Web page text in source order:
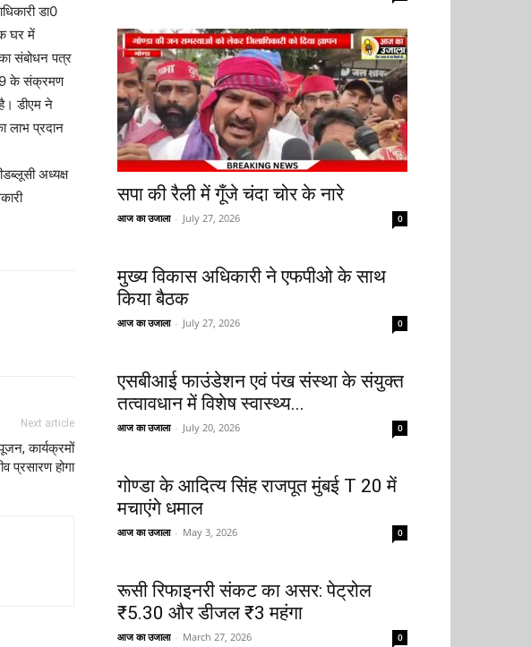
डा0
घर में
संबोधन पत्र
19 के संक्रमण
डीएम ने
लाभ प्रदान
अध्यक्ष
Next article
कार्यक्रमों
प्रसारण होगा
सपा की रैली में गूँजे चंदा चोर के नारे
आज का उजाला - July 27, 2026 0
मुख्य विकास अधिकारी ने एफपीओ के साथ
किया बैठक
आज का उजाला - July 27, 2026 0
एसबीआई फाउंडेशन एवं पंख संस्था के संयुक्त
तत्वावधान में विशेष स्वास्थ्य...
आज का उजाला - July 20, 2026 0
गोण्डा के आदित्य सिंह राजपूत मुंबई T 20 में
मचाएंगे धमाल
आज का उजाला - May 3, 2026 0
रूसी रिफाइनरी संकट का असर: पेट्रोल
₹5.30 और डीजल ₹3 महंगा
आज का उजाला - March 27, 2026 0